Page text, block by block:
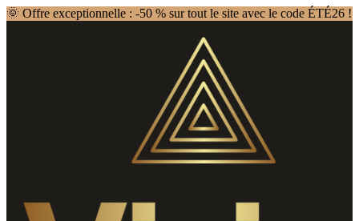
🌞 Offre exceptionnelle : -50 % sur tout le site avec le code ÉTÉ26 !